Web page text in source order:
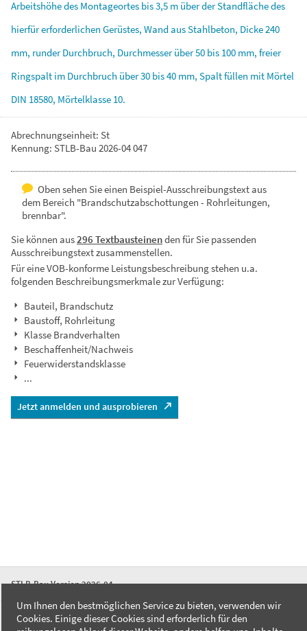
Arbeitshöhedes Montageortes bis3,5 m überderStandflächedes
hierfürerforderlichen Gerüstes, WandausStahlbeton, Dicke240
mm, runderDurchbruch, Durchmesserüber50 bis 100 mm, freier
Ringspalt im Durchbruch über30 bis40 mm, Spaltfüllen mit Mörtel
DIN 18580, Mörtelklasse 10.
Abrechnungseinheit: St
Kennung: STLB-Bau 2026-04 047
Oben sehen Sie einen Beispiel-Ausschreibungstext aus
dem Bereich "Brandschutzabschottungen - Rohrleitungen,
brennbar".
Sie können aus296 Textbausteinenden für Sie passenden
Ausschreibungstext zusammenstellen.
Für eine VOB-konforme Leistungsbeschreibung stehen u.a.
folgenden Beschreibungsmerkmale zur Verfügung:
Bauteil, Brandschutz
Baustoff, Rohrleitung
Klasse Brandverhalten
Beschaffenheit/Nachweis
Feuerwiderstandsklasse
...
Jetzt anmelden und ausprobieren
STLB-Bau Version 2026-04
FAQ
Um Ihnen den bestmöglichen Service zu bieten, verwenden wir
Cookies. Einige dieser Cookies sind erforderlich für den